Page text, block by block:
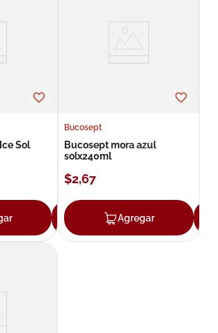
Sol
Agregar
Bucosept
Bucosept mora azul
solx240ml
$2,67
Agregar